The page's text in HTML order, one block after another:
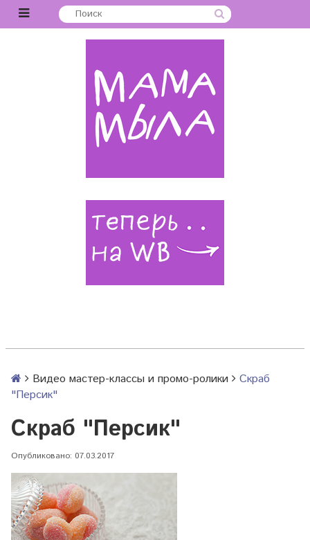
Видео мастер-классы и промо-ролики
Скраб
"Персик"
Скраб "Персик"
Опубликовано: 07.03.2017